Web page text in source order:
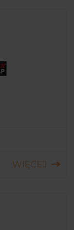
WIĘCEJ